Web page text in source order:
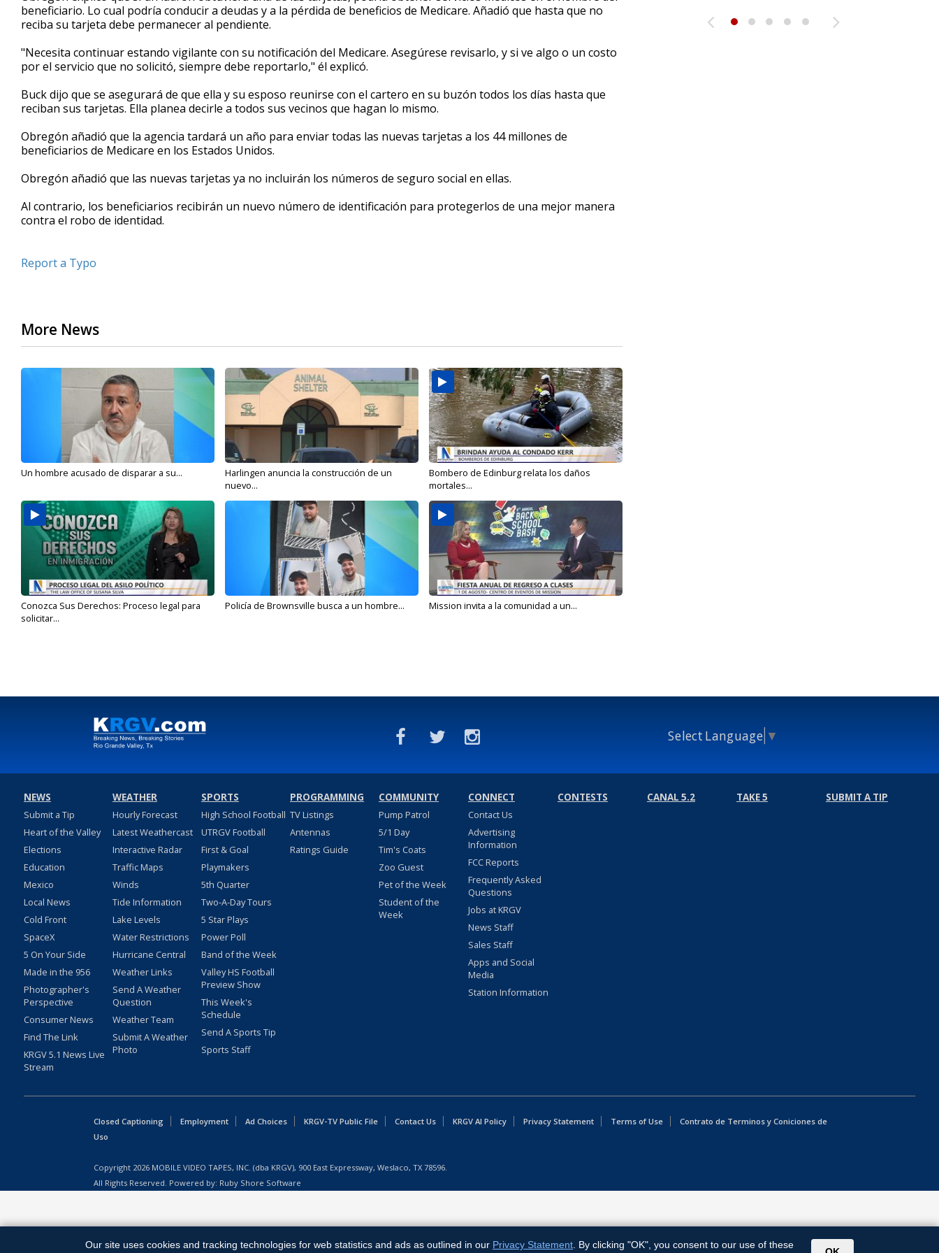
beneficiario. Lo cual podría conducir a deudas y a la pérdida de beneficios de Medicare. Añadió que hasta que no
reciba su tarjeta debe permanecer al pendiente.
"Necesita continuar estando vigilante con su notificación del Medicare. Asegúrese revisarlo, y si ve algo o un costo
por el servicio que no solicitó, siempre debe reportarlo," él explicó.
Buck dijo que se asegurará de que ella y su esposo reunirse con el cartero en su buzón todos los días hasta que
reciban sus tarjetas. Ella planea decirle a todos sus vecinos que hagan lo mismo.
Obregón añadió que la agencia tardará un año para enviar todas las nuevas tarjetas a los 44 millones de
beneficiarios de Medicare en los Estados Unidos.
Obregón añadió que las nuevas tarjetas ya no incluirán los números de seguro social en ellas.
Al contrario, los beneficiarios recibirán un nuevo número de identificación para protegerlos de una mejor manera
contra el robo de identidad.
Report a Typo
More News
Un hombre acusado de disparar a su...
Harlingen anuncia la construcción de un
nuevo...
Bombero de Edinburg relata los daños
mortales...
Conozca Sus Derechos: Proceso legal para
solicitar...
Policía de Brownsville busca a un hombre... Mission invita a la comunidad a un...
Select Language ▼
NEWS
Submit a Tip
Heart of the Valley
Elections
Education
Mexico
Local News
Cold Front
SpaceX
5 On Your Side
Made in the 956
Photographer's
Perspective
Consumer News
Find The Link
KRGV 5.1 News Live
Stream
WEATHER
Hourly Forecast
Latest Weathercast
Interactive Radar
Traffic Maps
Winds
Tide Information
Lake Levels
Water Restrictions
Hurricane Central
Weather Links
Send A Weather
Question
Weather Team
Submit A Weather
Photo
SPORTS
High School Football
UTRGV Football
First & Goal
Playmakers
5th Quarter
Two-A-Day Tours
5 Star Plays
Power Poll
Band of the Week
Valley HS Football
Preview Show
This Week's
Schedule
Send A Sports Tip
Sports Staff
PROGRAMMING
TV Listings
Antennas
Ratings Guide
COMMUNITY
Pump Patrol
5/1 Day
Tim's Coats
Zoo Guest
Pet of the Week
Student of the
Week
CONNECT
Contact Us
Advertising
Information
FCC Reports
Frequently Asked
Questions
Jobs at KRGV
News Staff
Sales Staff
Apps and Social
Media
Station Information
CONTESTS CANAL 5.2 TAKE 5 SUBMIT A TIP
Closed Captioning Employment Ad Choices KRGV-TV Public File Contact Us KRGV AI Policy Privacy Statement Terms of Use
Contrato de Terminos y Coniciones de
Uso
Copyright 2026 MOBILE VIDEO TAPES, INC. (dba KRGV), 900 East Expressway, Weslaco, TX 78596.
All Rights Reserved. Powered by: Ruby Shore Software
Our site uses cookies and tracking technologies for web statistics and ads as outlined in our Privacy Statement . By clicking "OK", you consent to our use of these